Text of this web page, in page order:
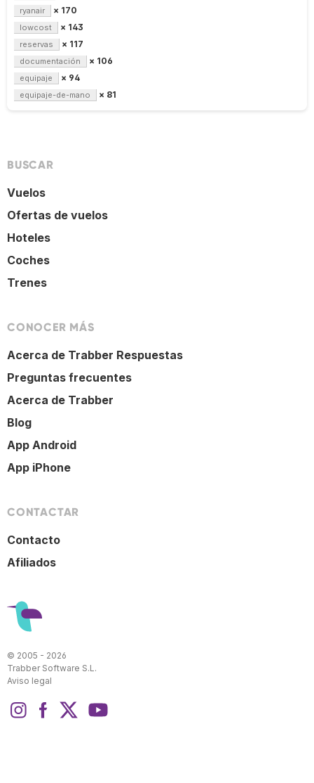
ryanair × 170
lowcost × 143
reservas × 117
documentación × 106
equipaje × 94
equipaje-de-mano × 81
BUSCAR
Vuelos
Ofertas de vuelos
Hoteles
Coches
Trenes
CONOCER MÁS
Acerca de Trabber Respuestas
Preguntas frecuentes
Acerca de Trabber
Blog
App Android
App iPhone
CONTACTAR
Contacto
Afiliados
© 2005 - 2026
Trabber Software S.L.
Aviso legal